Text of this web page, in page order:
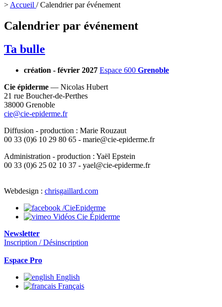
> Accueil /Calendrier par événement
Calendrier par événement
Ta bulle
création - février 2027 Espace 600 Grenoble
Cie épiderme — Nicolas Hubert
21 rue Boucher-de-Perthes
38000 Grenoble
cie@cie-epiderme.fr
Diffusion - production : Marie Rouzaut
00 33 (0)6 10 29 80 65 - marie@cie-epiderme.fr
Administration - production : Yaël Epstein
00 33 (0)6 25 02 10 37 - yael@cie-epiderme.fr
Webdesign : chrisgaillard.com
/CieEpiderme
Vidéos Cie Épiderme
Newsletter
Inscription / Désinscription
Espace Pro
English
Français